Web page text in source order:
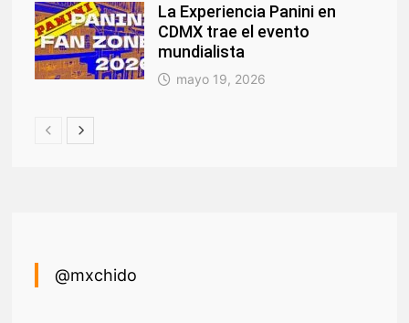
La Experiencia Panini en
CDMX trae el evento
mundialista
mayo 19, 2026
@mxchido